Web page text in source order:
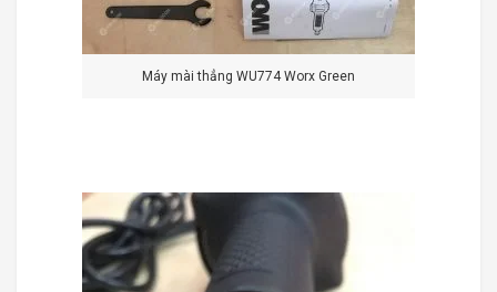
Máy mài thẳng WU774 Worx Green